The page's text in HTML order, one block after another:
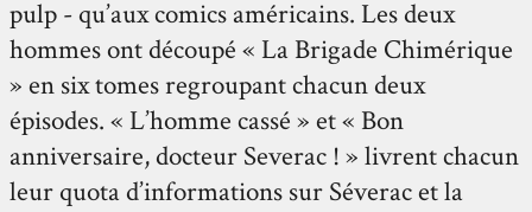
pulp - qu’aux comics américains. Les deux
hommes ont découpé « La Brigade Chimérique
» en six tomes regroupant chacun deux
épisodes. « L’homme cassé » et « Bon
anniversaire, docteur Severac ! » livrent chacun
leur quota d’informations sur Séverac et la